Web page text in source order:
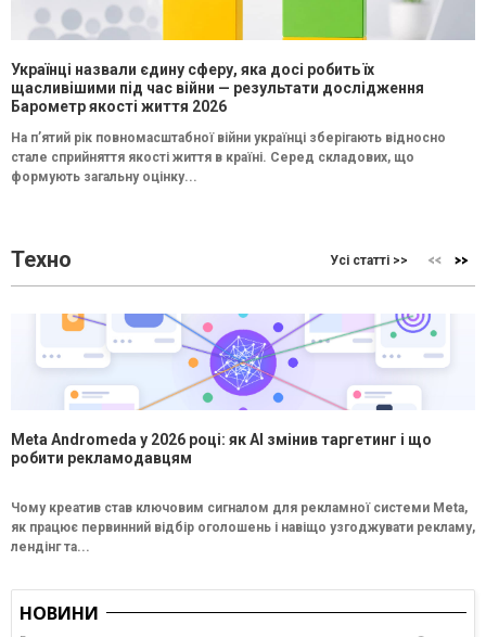
Українці назвали єдину сферу, яка досі робить їх
щасливішими під час війни — результати дослідження
Барометр якості життя 2026
На п’ятий рік повномасштабної війни українці зберігають відносно
стале сприйняття якості життя в країні. Серед складових, що
формують загальну оцінку...
Техно Усі статті >>
Meta Andromeda у 2026 році: як AI змінив таргетинг і що
робити рекламодавцям
Чому креатив став ключовим сигналом для рекламної системи Meta,
як працює первинний відбір оголошень і навіщо узгоджувати рекламу,
лендінг та...
НОВИНИ